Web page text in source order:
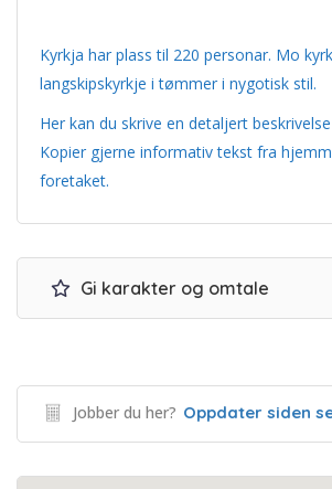
Kyrkja har plass til 220 personar. Mo
langskipskyrkje i tømmer i nygotisk stil.
Her kan du skrive en detaljert
Kopier gjerne informativ tekst fra
foretaket.
Gi karakter og omtale
Jobber du her? Oppdater siden